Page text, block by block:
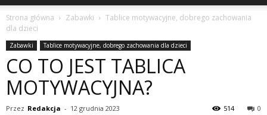
Strona główna Zabawki
Tablice motywacyjne, dobrego zachowania
dla dzieci
Zabawki Tablice motywacyjne, dobrego zachowania dla dzieci
CO TO JEST TABLICA
MOTYWACYJNA?
Przez Redakcja - 12 grudnia 2023 0
514